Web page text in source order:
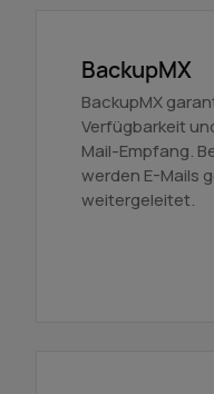
BackupMX
BackupMX
Verfügbarkeit
Mail-Empfang.
werden E-Mails
weitergeleitet.